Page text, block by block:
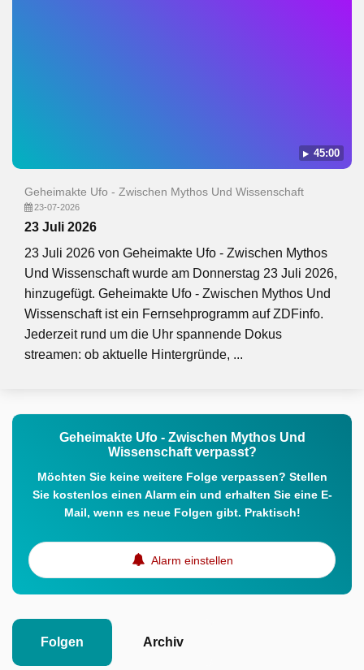
45:00
Geheimakte Ufo - Zwischen Mythos Und Wissenschaft
23-07-2026
23 Juli 2026
23 Juli 2026 von Geheimakte Ufo - Zwischen Mythos
Und Wissenschaft wurde am Donnerstag 23 Juli 2026,
hinzugefügt. Geheimakte Ufo - Zwischen Mythos Und
Wissenschaft ist ein Fernsehprogramm auf ZDFinfo.
Jederzeit rund um die Uhr spannende Dokus
streamen: ob aktuelle Hintergründe, ...
Geheimakte Ufo - Zwischen Mythos Und
Wissenschaft verpasst?
Möchten Sie keine weitere Folge verpassen? Stellen
Sie kostenlos einen Alarm ein und erhalten Sie eine E-
Mail, wenn es neue Folgen gibt. Praktisch!
Alarm einstellen
Folgen Archiv